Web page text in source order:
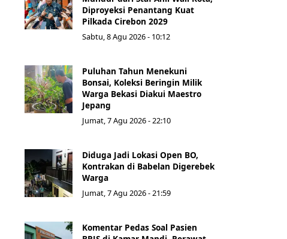
Diproyeksi Penantang Kuat
Pilkada Cirebon 2029
Sabtu, 8 Agu 2026 - 10:12
Puluhan Tahun Menekuni
Bonsai, Koleksi Beringin Milik
Warga Bekasi Diakui Maestro
Jepang
Jumat, 7 Agu 2026 - 22:10
Diduga Jadi Lokasi Open BO,
Kontrakan di Babelan Digerebek
Warga
Jumat, 7 Agu 2026 - 21:59
Komentar Pedas Soal Pasien